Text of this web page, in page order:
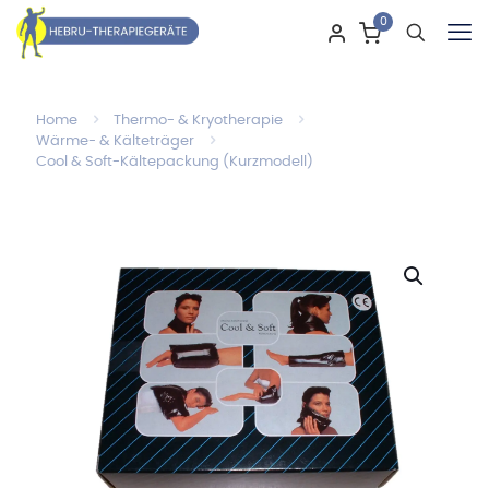
0
Home
Thermo- & Kryotherapie
Wärme- & Kälteträger
Cool & Soft-Kältepackung (Kurzmodell)